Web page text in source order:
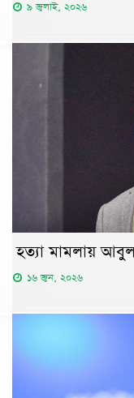
৯ জুলাই, ২০২৬
হত্যা মামলায়
১৬ জুন, ২০২৬